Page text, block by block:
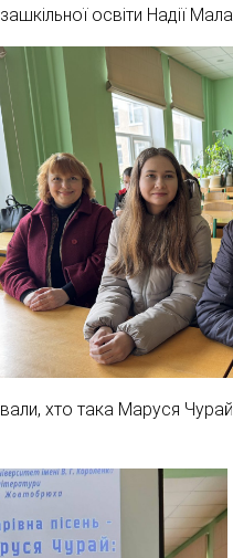
освіти Надії
хто така Маруся